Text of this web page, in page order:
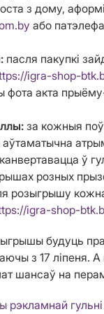
з дому,
або
пасля пакупкі
igra-shop-
фота акта
за кожныя
ў
розных
розыгрышу
igra-shop-
будуць
з 17 ліпеня. А
шансаў на
рэкламнай